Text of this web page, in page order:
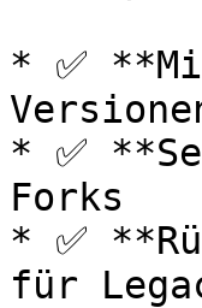
* ✅
* ✅
Forks
* ✅
für